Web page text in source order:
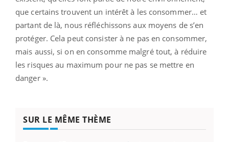
que certains trouvent un intérêt à les consommer… et
partant de là, nous réfléchissons aux moyens de s’en
protéger. Cela peut consister à ne pas en consommer,
mais aussi, si on en consomme malgré tout, à réduire
les risques au maximum pour ne pas se mettre en
danger ».
SUR LE MÊME THÈME